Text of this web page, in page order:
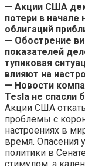
— Акции США
потери в начале
облигаций
— Обострение
показателей
тупиковая
влияют на
— Новости
Tesla не спасли
Акции США
проблемы с
настроениях в
время. Опасения
политики в